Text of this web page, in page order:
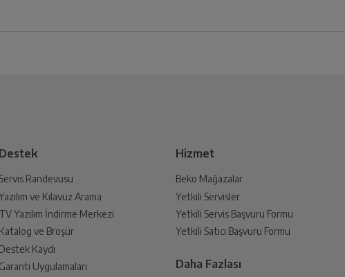
Mekanik Sensörlü
SN-T
servise teslim edin.
Destek
Servis Randevusu
ve Kılavuz Arama
TV Yazılım İndirme Merkezi
Katalog ve Broşür
Destek Kaydı
Garanti Uygulamaları
Hizmet
Beko Mağazalar
Yetkili Servisler
Yetkili Servis Başvuru Formu
Yetkili Satıcı Başvuru Formu
Daha Fazlası